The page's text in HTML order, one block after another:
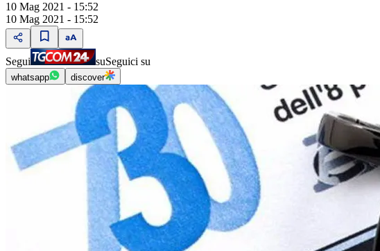
10 Mag 2021 - 15:52
10 Mag 2021 - 15:52
Segui suSeguici su
whatsapp discover